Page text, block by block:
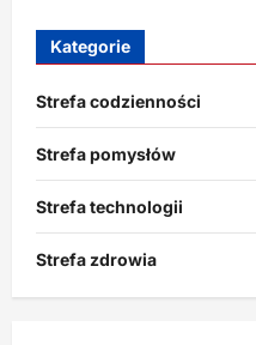
Kategorie
Strefa codzienności
Strefa pomysłów
Strefa technologii
Strefa zdrowia